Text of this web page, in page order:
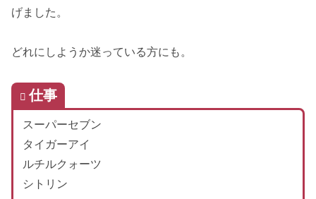
げました。
どれにしようか迷っている方にも。
仕事
スーパーセブン
タイガーアイ
ルチルクォーツ
シトリン